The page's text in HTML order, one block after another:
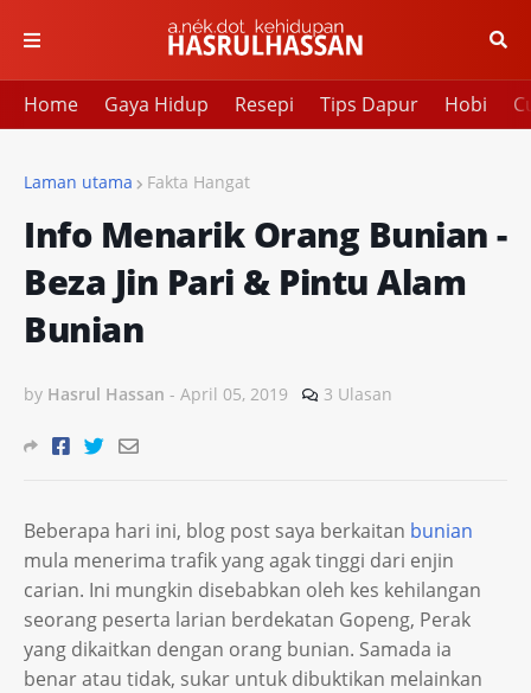
Home Gaya Hidup Resepi Tips Dapur Hobi
Laman utama Fakta Hangat
Info Menarik Orang Bunian -
Beza Jin Pari & Pintu Alam
Bunian
by Hasrul Hassan - April 05, 2019 3 Ulasan
Beberapa hari ini, blog post saya berkaitan bunian
mula menerima trafik yang agak tinggi dari enjin
carian. Ini mungkin disebabkan oleh kes kehilangan
seorang peserta larian berdekatan Gopeng, Perak
yang dikaitkan dengan orang bunian. Samada ia
benar atau tidak, sukar untuk dibuktikan melainkan